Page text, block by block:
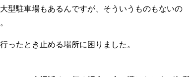
型駐車場もあるんですが、そういうものもないの
ったとき止める場所に困りました。